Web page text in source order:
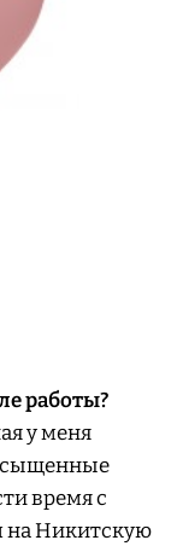
работы?
у меня
время с
на Никитскую